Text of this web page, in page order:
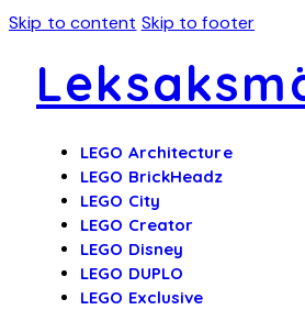
Skip to content Skip to footer
LEGO Architecture
LEGO BrickHeadz
LEGO City
LEGO Creator
LEGO Disney
LEGO DUPLO
LEGO Exclusive